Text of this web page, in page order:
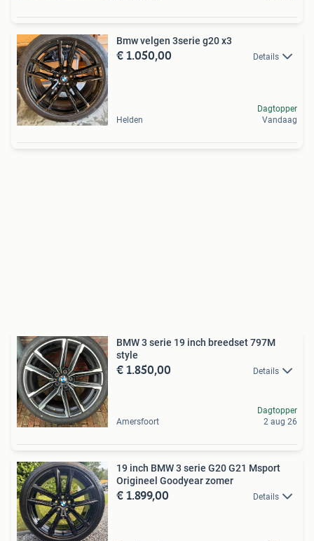
Bmw velgen 3serie g20 x3
€ 1.050,00 Details
Helden
Dagtopper
Vandaag
BMW 3 serie 19 inch breedset 797M
style
€ 1.850,00 Details
Amersfoort
Dagtopper
2 aug 26
19 inch BMW 3 serie G20 G21 Msport
Origineel Goodyear zomer
€ 1.899,00 Details